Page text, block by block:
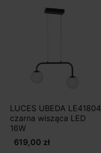
LUCES UBEDA LE41804
czarna wisząca LED
16W
619,00 zł